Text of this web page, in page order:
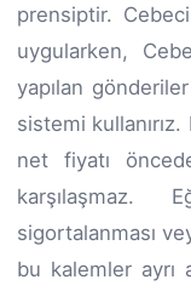
prensiptir.
uygularken,
yapılan
sistemi
net fiyatı
karşılaşmaz.
sigortalanması
bu kalemler ayrı